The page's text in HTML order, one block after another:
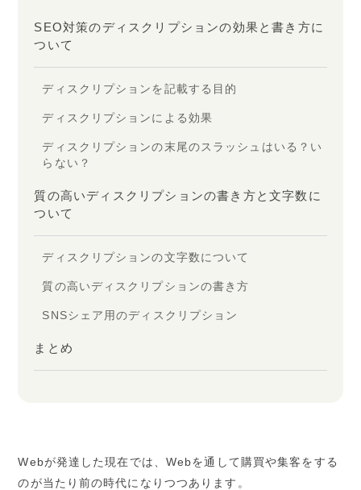
SEO対策のディスクリプションの効果と書き方に
ついて
ディスクリプションを記載する目的
ディスクリプションによる効果
ディスクリプションの末尾のスラッシュはいる？い
らない？
質の高いディスクリプションの書き方と文字数に
ついて
ディスクリプションの文字数について
質の高いディスクリプションの書き方
SNSシェア用のディスクリプション
まとめ
Webが発達した現在では、Webを通して購買や集客をする
のが当たり前の時代になりつつあります。